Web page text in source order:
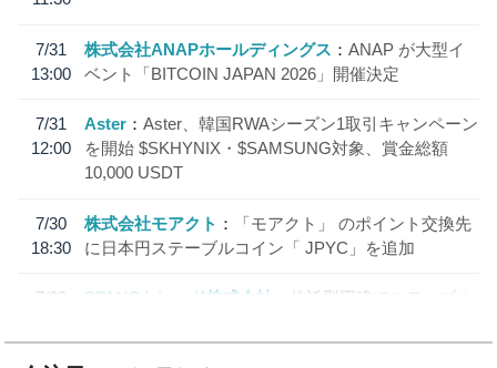
7/31
13:00
株式会社ANAPホールディングス
ANAP が大型イ
ベント「BITCOIN JAPAN 2026」開催決定
7/31
12:00
Aster
Aster、韓国RWAシーズン1取引キャンペーン
を開始 $SKHYNIX・$SAMSUNG対象、賞金総額
10,000 USDT
7/30
18:30
株式会社モアクト
「モアクト」 のポイント交換先
に日本円ステーブルコイン「 JPYC」を追加
7/29
SBI VCトレード株式会社
信託型円建てステーブル